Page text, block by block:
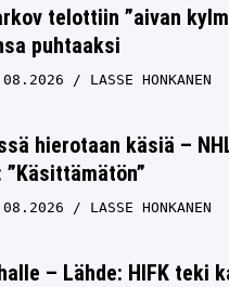
telottiin ”aivan
puhtaaksi
LASSE HONKANEN
hierotaan käsiä –
LASSE HONKANEN
– Lähde: HIFK teki